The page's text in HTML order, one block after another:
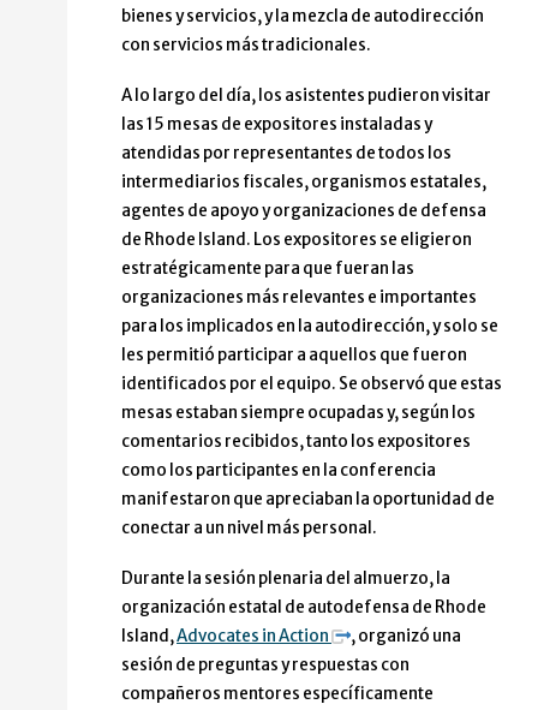
bienes y servicios, y la mezcla de autodirección
con servicios más tradicionales.
A lo largo del día, los asistentes pudieron visitar
las 15 mesas de expositores instaladas y
atendidas por representantes de todos los
intermediarios fiscales, organismos estatales,
agentes de apoyo y organizaciones de defensa
de Rhode Island. Los expositores se eligieron
estratégicamente para que fueran las
organizaciones más relevantes e importantes
para los implicados en la autodirección, y solo se
les permitió participar a aquellos que fueron
identificados por el equipo. Se observó que estas
mesas estaban siempre ocupadas y, según los
comentarios recibidos, tanto los expositores
como los participantes en la conferencia
manifestaron que apreciaban la oportunidad de
conectar a un nivel más personal.
Durante la sesión plenaria del almuerzo, la
organización estatal de autodefensa de Rhode
Island,Advocates in Action
, organizó una
sesión de preguntas y respuestas con
compañeros mentores específicamente